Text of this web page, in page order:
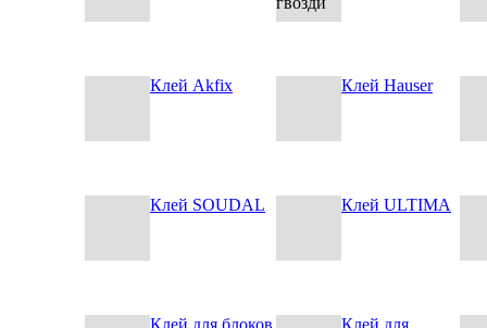
Клей Akfix Клей Hauser
Клей SOUDAL Клей ULTIMA
Клей для блоков Клей для